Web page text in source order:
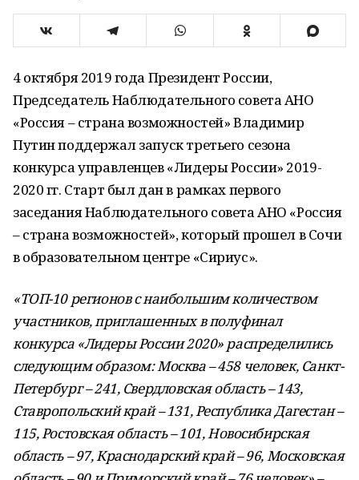
4 октября 2019 года Президент России,
Председатель Наблюдательного совета АНО
«Россия – страна возможностей» Владимир
Путин поддержал запуск третьего сезона
конкурса управленцев «Лидеры России» 2019-
2020 гг. Старт был дан в рамках первого
заседания Наблюдательного совета АНО «Россия
– страна возможностей», который прошел в Сочи
в образовательном центре «Сириус».
«ТОП-10 регионов с наибольшим количеством
участников, приглашенных в полуфинал
конкурса «Лидеры России 2020» распределились
следующим образом: Москва – 458 человек, Санкт-
Петербург – 241, Свердловская область – 143,
Ставропольский край – 131, Республика Дагестан –
115, Ростовская область – 101, Новосибирская
область – 97, Краснодарский край – 96, Московская